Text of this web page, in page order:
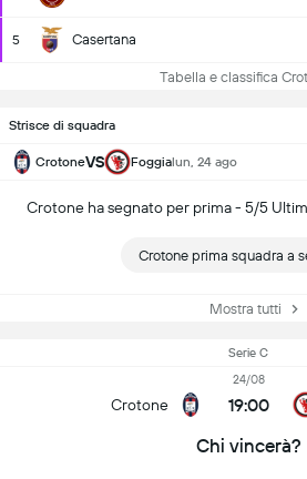
5 Casertana
Tabella e classifica
Strisce di squadra
CrotoneVS Foggialun, 24 ago
Crotone ha segnato per prima - 5/5
Crotone prima squadra a
Mostra tutti
Serie C
Crotone
24/08
19:00
Chi vincerà?